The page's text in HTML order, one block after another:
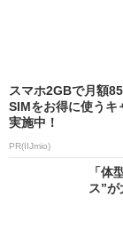
スマホ2GBで月額
SIMをお得に使うキ
実施中！
PR(IIJmio)
「体
ス”